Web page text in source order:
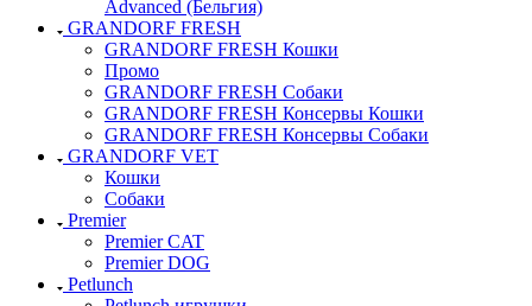
Advanced (Бельгия)
GRANDORF FRESH
GRANDORF FRESH Кошки
Промо
GRANDORF FRESH Собаки
GRANDORF FRESH Консервы Кошки
GRANDORF FRESH Консервы Собаки
GRANDORF VET
Кошки
Собаки
Premier
Premier CAT
Premier DOG
Petlunch